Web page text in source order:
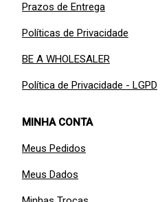
Prazos de Entrega
Políticas de Privacidade
BE A WHOLESALER
Política de Privacidade - LGPD
MINHA CONTA
Meus Pedidos
Meus Dados